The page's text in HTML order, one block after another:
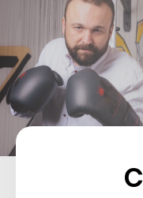
Jaroslav Jíra, Filip Černý